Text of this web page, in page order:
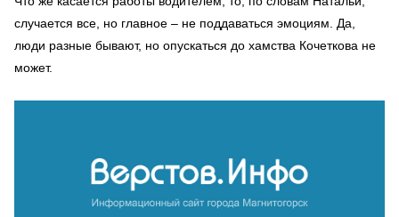
случается все, но главное – не поддаваться эмоциям. Да,
люди разные бывают, но опускаться до хамства Кочеткова не
может.